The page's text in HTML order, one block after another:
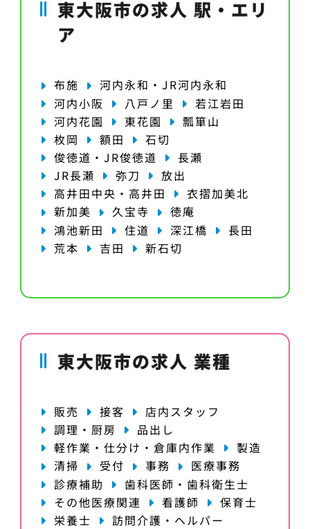
東大阪市の求人 駅・エリ
ア
布施
河内永和・JR河内永和
河内小阪
八戸ノ里
若江岩田
河内花園
東花園
瓢箪山
枚岡
額田
石切
俊徳道・JR俊徳道
長瀬
JR長瀬
弥刀
放出
高井田中央・高井田
衣摺加美北
新加美
久宝寺
徳庵
鴻池新田
住道 深江橋
長田
荒本
吉田 新石切
東大阪市の求人 業種
販売 接客
店内スタッフ
調理・厨房
品出し
軽作業・仕分け・倉庫内作業
製造
清掃
受付 事務
医療事務
診療補助
歯科医師・歯科衛生士
その他医療関連
看護師
保育士
栄養士
訪問介護・ヘルパー